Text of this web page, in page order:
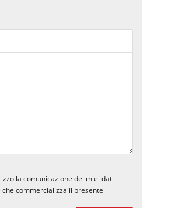
la comunicazione dei miei dati
commercializza il presente